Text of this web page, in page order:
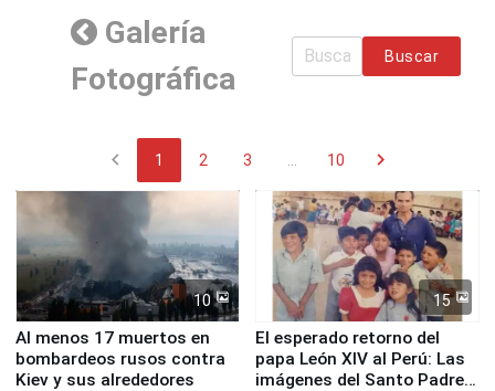
Galería
Fotográfica
Buscar
chevron_left 1 2 3 10 chevron_right
10
Al menos 17 muertos en
bombardeos rusos contra
Kiev y sus alrededores
15
El esperado retorno del
papa León XIV al Perú: Las
imágenes del Santo Padre